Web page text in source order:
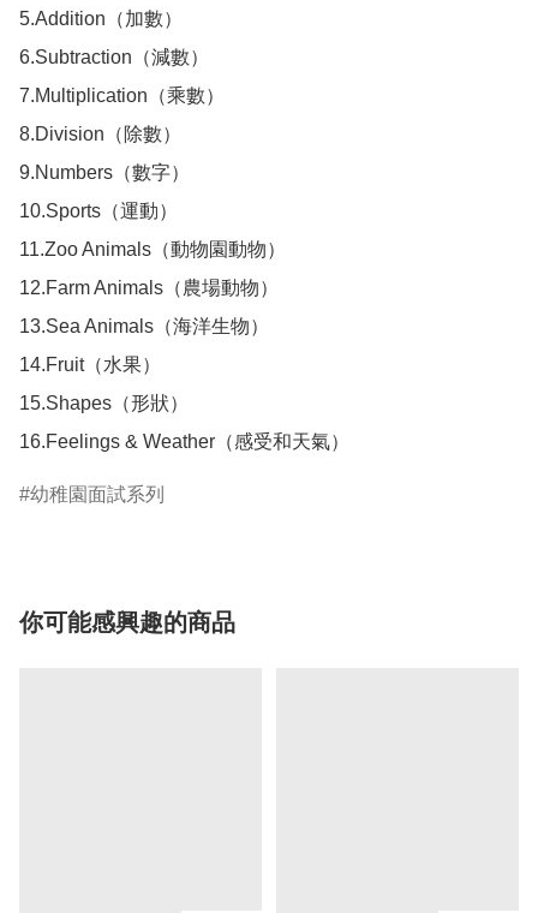
5.Addition（加數）
6.Subtraction（減數）
7.Multiplication（乘數）
8.Division（除數）
9.Numbers（數字）
10.Sports（運動）
11.Zoo Animals（動物園動物）
12.Farm Animals（農場動物）
13.Sea Animals（海洋生物）
14.Fruit（水果）
15.Shapes（形狀）
幼稚園面試系列
你可能感興趣的商品